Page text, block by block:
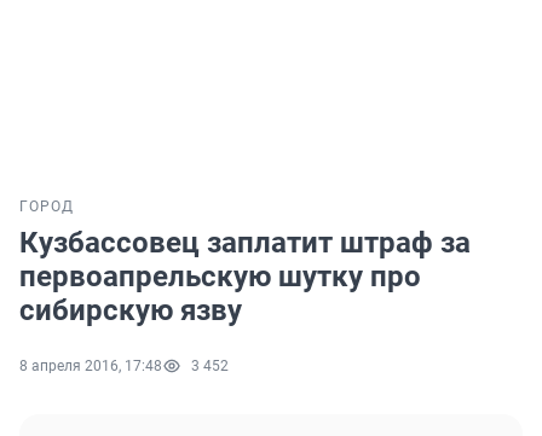
ГОРОД
Кузбассовец заплатит штраф за
первоапрельскую шутку про
сибирскую язву
8 апреля 2016, 17:48 3 452